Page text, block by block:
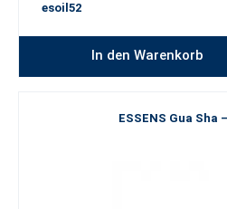
esoil52
In den Warenkorb
ESSENS Gua Sha